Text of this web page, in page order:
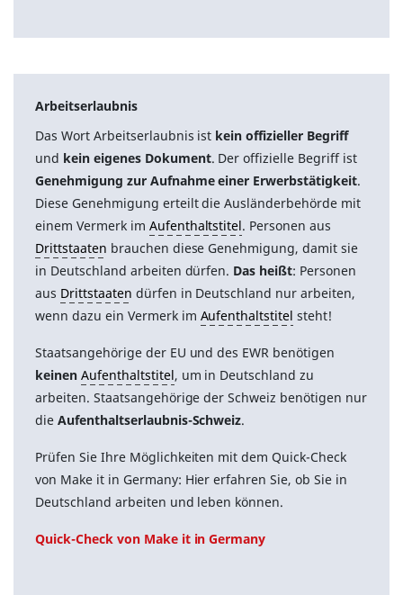
Arbeitserlaubnis
Das Wort Arbeitserlaubnis ist kein offizieller Begriff
und kein eigenes Dokument. Der offizielle Begriff ist
Genehmigung zur Aufnahme einer Erwerbstätigkeit.
Diese Genehmigung erteilt die Ausländerbehörde mit
einem Vermerk im Aufenthaltstitel. Personen aus
Drittstaaten brauchen diese Genehmigung, damit sie
in Deutschland arbeiten dürfen. Das heißt: Personen
aus Drittstaaten dürfen in Deutschland nur arbeiten,
wenn dazu ein Vermerk im Aufenthaltstitel steht!
Staatsangehörige der EU und des EWR benötigen
keinen Aufenthaltstitel, um in Deutschland zu
arbeiten. Staatsangehörige der Schweiz benötigen nur
die Aufenthaltserlaubnis-Schweiz.
Prüfen Sie Ihre Möglichkeiten mit dem Quick-Check
von Make it in Germany: Hier erfahren Sie, ob Sie in
Deutschland arbeiten und leben können.
Quick-Check von Make it in Germany